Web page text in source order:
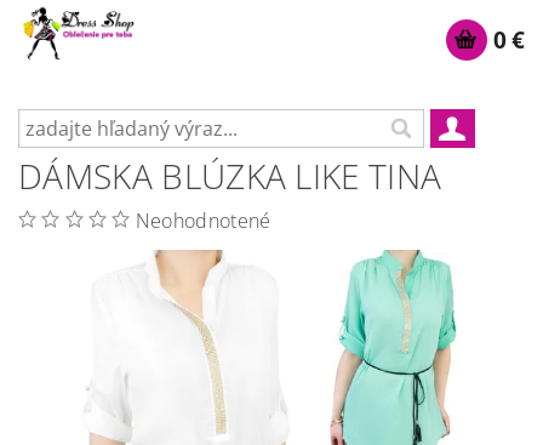
0 €
DÁMSKA BLÚZKA LIKE TINA
Neohodnotené